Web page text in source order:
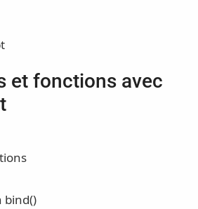
et fonctions avec
bind()